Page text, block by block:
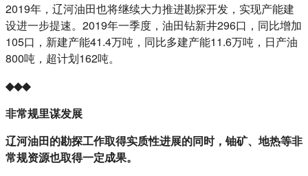
2019年，辽河油田也将继续大力推进勘探开发，实现产能建
设进一步提速。2019年一季度，油田钻新井296口，同比增加
105口，新建产能41.4万吨，同比多建产能11.6万吨，日产油
800吨，超计划162吨。
◆◆◆
非常规里谋发展
辽河油田的勘探工作取得实质性进展的同时，铀矿、地热等非
常规资源也取得一定成果。